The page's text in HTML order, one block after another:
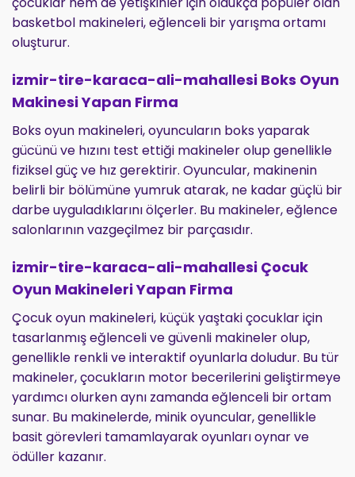
basketbol makineleri, eğlenceli bir yarışma ortamı
oluşturur.
izmir-tire-karaca-ali-mahallesi Boks Oyun
Makinesi Yapan Firma
Boks oyun makineleri, oyuncuların boks yaparak
gücünü ve hızını test ettiği makineler olup genellikle
fiziksel güç ve hız gerektirir. Oyuncular, makinenin
belirli bir bölümüne yumruk atarak, ne kadar güçlü bir
darbe uyguladıklarını ölçerler. Bu makineler, eğlence
salonlarının vazgeçilmez bir parçasıdır.
izmir-tire-karaca-ali-mahallesi Çocuk
Oyun Makineleri Yapan Firma
Çocuk oyun makineleri, küçük yaştaki çocuklar için
tasarlanmış eğlenceli ve güvenli makineler olup,
genellikle renkli ve interaktif oyunlarla doludur. Bu tür
makineler, çocukların motor becerilerini geliştirmeye
yardımcı olurken aynı zamanda eğlenceli bir ortam
sunar. Bu makinelerde, minik oyuncular, genellikle
basit görevleri tamamlayarak oyunları oynar ve
ödüller kazanır.